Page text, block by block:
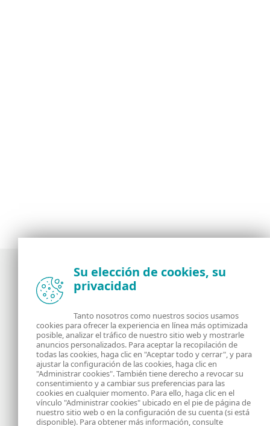
Noticias, opiniones y análisis de la comunidad de
seguridad de ESET
Acerca de RSS Feed
Contáctanos Dirección
Información Legal Política de Cookies
Política de privacidad
Su elección de cookies, su
privacidad
Tanto nosotros como nuestros socios usamos
cookies para ofrecer la experiencia en línea más optimizada
posible, analizar el tráfico de nuestro sitio web y mostrarle
anuncios personalizados. Para aceptar la recopilación de
todas las cookies, haga clic en "Aceptar todo y cerrar", y para
ajustar la configuración de las cookies, haga clic en
"Administrar cookies". También tiene derecho a revocar su
consentimiento y a cambiar sus preferencias para las
cookies en cualquier momento. Para ello, haga clic en el
vínculo "Administrar cookies" ubicado en el pie de página de
nuestro sitio web o en la configuración de su cuenta (si está
disponible). Para obtener más información, consulte